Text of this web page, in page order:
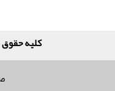
کلیه حقوق